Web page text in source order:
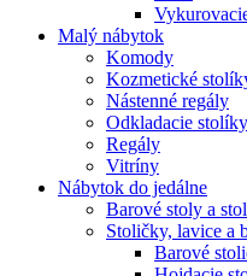
Malý nábytok
Komody
Kozmetické
Nástenné regály
Odkladacie stolíky
Regály
Vitríny
Nábytok do jedálne
Barové stoly a
Stoličky, lavice a
Barové